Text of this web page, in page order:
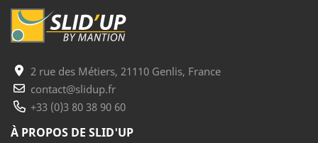
2 rue des Métiers, 21110 Genlis, France
contact@slidup.fr
+33 (0)3 80 38 90 60
À PROPOS DE SLID'UP